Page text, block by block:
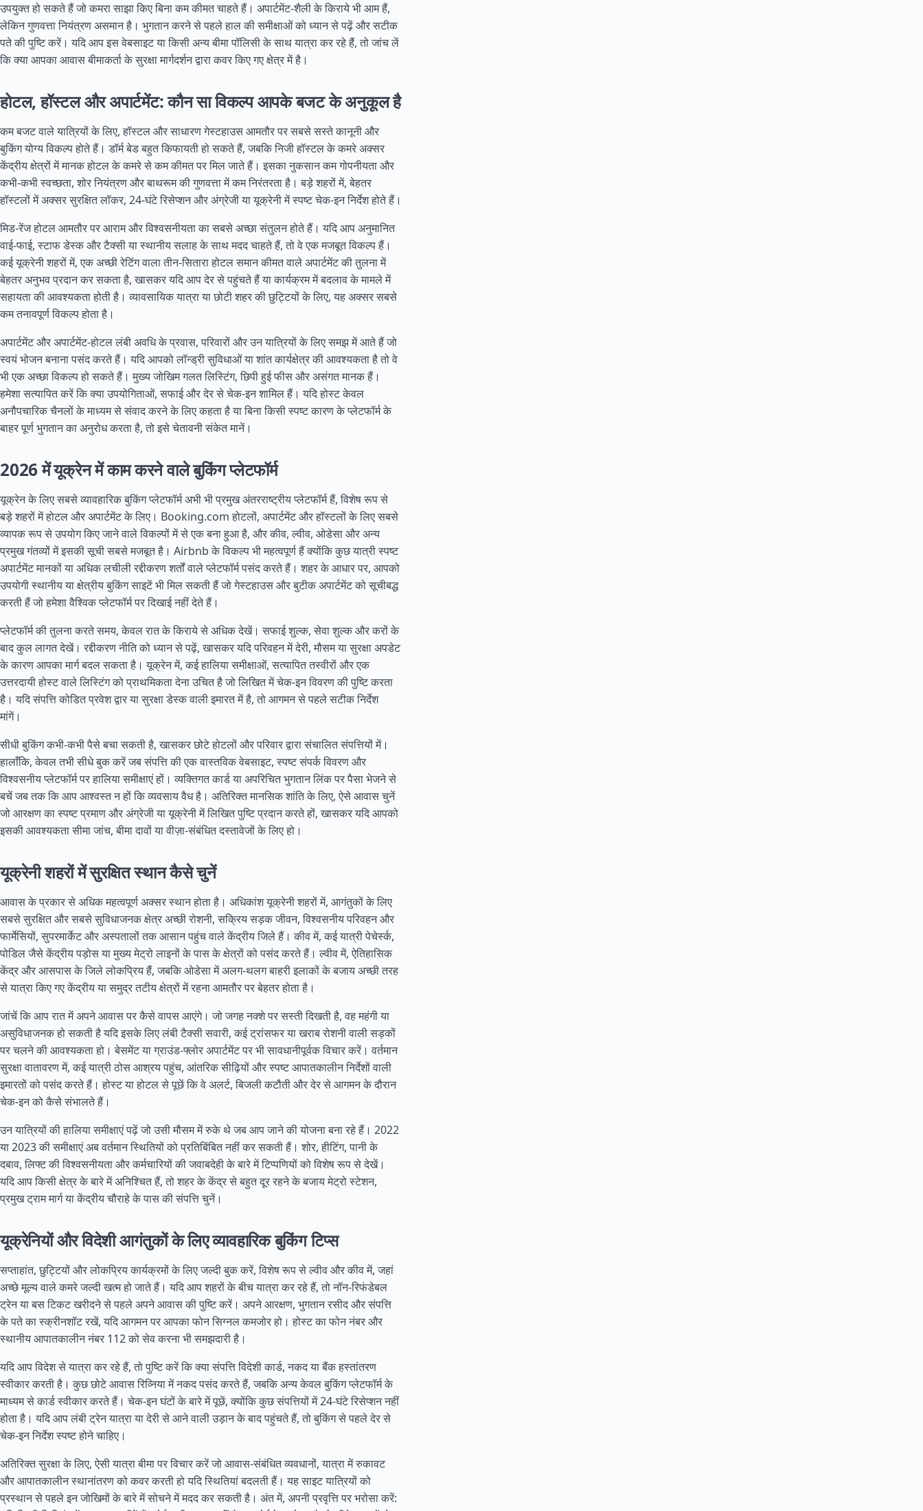
उपयुक्त हो सकते हैं जो कमरा साझा किए बिना कम कीमत चाहते हैं। अपार्टमेंट-शैली के किराये भी आम हैं,
लेकिन गुणवत्ता नियंत्रण असमान है। भुगतान करने से पहले हाल की समीक्षाओं को ध्यान से पढ़ें और सटीक
पते की पुष्टि करें। यदि आप इस वेबसाइट या किसी अन्य बीमा पॉलिसी के साथ यात्रा कर रहे हैं, तो जांच लें
कि क्या आपका आवास बीमाकर्ता के सुरक्षा मार्गदर्शन द्वारा कवर किए गए क्षेत्र में है।
होटल, हॉस्टल और अपार्टमेंट: कौन सा विकल्प आपके बजट के अनुकूल है
कम बजट वाले यात्रियों के लिए, हॉस्टल और साधारण गेस्टहाउस आमतौर पर सबसे सस्ते कानूनी और
बुकिंग योग्य विकल्प होते हैं। डॉर्म बेड बहुत किफायती हो सकते हैं, जबकि निजी हॉस्टल के कमरे अक्सर
केंद्रीय क्षेत्रों में मानक होटल के कमरे से कम कीमत पर मिल जाते हैं। इसका नुकसान कम गोपनीयता और
कभी-कभी स्वच्छता, शोर नियंत्रण और बाथरूम की गुणवत्ता में कम निरंतरता है। बड़े शहरों में, बेहतर
हॉस्टलों में अक्सर सुरक्षित लॉकर, 24-घंटे रिसेप्शन और अंग्रेजी या यूक्रेनी में स्पष्ट चेक-इन निर्देश होते हैं।
मिड-रेंज होटल आमतौर पर आराम और विश्वसनीयता का सबसे अच्छा संतुलन होते हैं। यदि आप अनुमानित
वाई-फाई, स्टाफ डेस्क और टैक्सी या स्थानीय सलाह के साथ मदद चाहते हैं, तो वे एक मजबूत विकल्प हैं।
कई यूक्रेनी शहरों में, एक अच्छी रेटिंग वाला तीन-सितारा होटल समान कीमत वाले अपार्टमेंट की तुलना में
बेहतर अनुभव प्रदान कर सकता है, खासकर यदि आप देर से पहुंचते हैं या कार्यक्रम में बदलाव के मामले में
सहायता की आवश्यकता होती है। व्यावसायिक यात्रा या छोटी शहर की छुट्टियों के लिए, यह अक्सर सबसे
कम तनावपूर्ण विकल्प होता है।
अपार्टमेंट और अपार्टमेंट-होटल लंबी अवधि के प्रवास, परिवारों और उन यात्रियों के लिए समझ में आते हैं जो
स्वयं भोजन बनाना पसंद करते हैं। यदि आपको लॉन्ड्री सुविधाओं या शांत कार्यक्षेत्र की आवश्यकता है तो वे
भी एक अच्छा विकल्प हो सकते हैं। मुख्य जोखिम गलत लिस्टिंग, छिपी हुई फीस और असंगत मानक हैं।
हमेशा सत्यापित करें कि क्या उपयोगिताओं, सफाई और देर से चेक-इन शामिल हैं। यदि होस्ट केवल
अनौपचारिक चैनलों के माध्यम से संवाद करने के लिए कहता है या बिना किसी स्पष्ट कारण के प्लेटफॉर्म के
बाहर पूर्ण भुगतान का अनुरोध करता है, तो इसे चेतावनी संकेत मानें।
2026 में यूक्रेन में काम करने वाले बुकिंग प्लेटफॉर्म
यूक्रेन के लिए सबसे व्यावहारिक बुकिंग प्लेटफॉर्म अभी भी प्रमुख अंतरराष्ट्रीय प्लेटफॉर्म हैं, विशेष रूप से
बड़े शहरों में होटल और अपार्टमेंट के लिए। Booking.com होटलों, अपार्टमेंट और हॉस्टलों के लिए सबसे
व्यापक रूप से उपयोग किए जाने वाले विकल्पों में से एक बना हुआ है, और कीव, ल्वीव, ओडेसा और अन्य
प्रमुख गंतव्यों में इसकी सूची सबसे मजबूत है। Airbnb के विकल्प भी महत्वपूर्ण हैं क्योंकि कुछ यात्री स्पष्ट
अपार्टमेंट मानकों या अधिक लचीली रद्दीकरण शर्तों वाले प्लेटफॉर्म पसंद करते हैं। शहर के आधार पर, आपको
उपयोगी स्थानीय या क्षेत्रीय बुकिंग साइटें भी मिल सकती हैं जो गेस्टहाउस और बुटीक अपार्टमेंट को सूचीबद्ध
करती हैं जो हमेशा वैश्विक प्लेटफॉर्म पर दिखाई नहीं देते हैं।
प्लेटफॉर्म की तुलना करते समय, केवल रात के किराये से अधिक देखें। सफाई शुल्क, सेवा शुल्क और करों के
बाद कुल लागत देखें। रद्दीकरण नीति को ध्यान से पढ़ें, खासकर यदि परिवहन में देरी, मौसम या सुरक्षा अपडेट
के कारण आपका मार्ग बदल सकता है। यूक्रेन में, कई हालिया समीक्षाओं, सत्यापित तस्वीरों और एक
उत्तरदायी होस्ट वाले लिस्टिंग को प्राथमिकता देना उचित है जो लिखित में चेक-इन विवरण की पुष्टि करता
है। यदि संपत्ति कोडित प्रवेश द्वार या सुरक्षा डेस्क वाली इमारत में है, तो आगमन से पहले सटीक निर्देश
मांगें।
सीधी बुकिंग कभी-कभी पैसे बचा सकती है, खासकर छोटे होटलों और परिवार द्वारा संचालित संपत्तियों में।
हालाँकि, केवल तभी सीधे बुक करें जब संपत्ति की एक वास्तविक वेबसाइट, स्पष्ट संपर्क विवरण और
विश्वसनीय प्लेटफॉर्म पर हालिया समीक्षाएं हों। व्यक्तिगत कार्ड या अपरिचित भुगतान लिंक पर पैसा भेजने से
बचें जब तक कि आप आश्वस्त न हों कि व्यवसाय वैध है। अतिरिक्त मानसिक शांति के लिए, ऐसे आवास चुनें
जो आरक्षण का स्पष्ट प्रमाण और अंग्रेजी या यूक्रेनी में लिखित पुष्टि प्रदान करते हों, खासकर यदि आपको
इसकी आवश्यकता सीमा जांच, बीमा दावों या वीज़ा-संबंधित दस्तावेजों के लिए हो।
यूक्रेनी शहरों में सुरक्षित स्थान कैसे चुनें
आवास के प्रकार से अधिक महत्वपूर्ण अक्सर स्थान होता है। अधिकांश यूक्रेनी शहरों में, आगंतुकों के लिए
सबसे सुरक्षित और सबसे सुविधाजनक क्षेत्र अच्छी रोशनी, सक्रिय सड़क जीवन, विश्वसनीय परिवहन और
फार्मेसियों, सुपरमार्केट और अस्पतालों तक आसान पहुंच वाले केंद्रीय जिले हैं। कीव में, कई यात्री पेचेर्स्क,
पोडिल जैसे केंद्रीय पड़ोस या मुख्य मेट्रो लाइनों के पास के क्षेत्रों को पसंद करते हैं। ल्वीव में, ऐतिहासिक
केंद्र और आसपास के जिले लोकप्रिय हैं, जबकि ओडेसा में अलग-थलग बाहरी इलाकों के बजाय अच्छी तरह
से यात्रा किए गए केंद्रीय या समुद्र तटीय क्षेत्रों में रहना आमतौर पर बेहतर होता है।
जांचें कि आप रात में अपने आवास पर कैसे वापस आएंगे। जो जगह नक्शे पर सस्ती दिखती है, वह महंगी या
असुविधाजनक हो सकती है यदि इसके लिए लंबी टैक्सी सवारी, कई ट्रांसफर या खराब रोशनी वाली सड़कों
पर चलने की आवश्यकता हो। बेसमेंट या ग्राउंड-फ्लोर अपार्टमेंट पर भी सावधानीपूर्वक विचार करें। वर्तमान
सुरक्षा वातावरण में, कई यात्री ठोस आश्रय पहुंच, आंतरिक सीढ़ियों और स्पष्ट आपातकालीन निर्देशों वाली
इमारतों को पसंद करते हैं। होस्ट या होटल से पूछें कि वे अलर्ट, बिजली कटौती और देर से आगमन के दौरान
चेक-इन को कैसे संभालते हैं।
उन यात्रियों की हालिया समीक्षाएं पढ़ें जो उसी मौसम में रुके थे जब आप जाने की योजना बना रहे हैं। 2022
या 2023 की समीक्षाएं अब वर्तमान स्थितियों को प्रतिबिंबित नहीं कर सकती हैं। शोर, हीटिंग, पानी के
दबाव, लिफ्ट की विश्वसनीयता और कर्मचारियों की जवाबदेही के बारे में टिप्पणियों को विशेष रूप से देखें।
यदि आप किसी क्षेत्र के बारे में अनिश्चित हैं, तो शहर के केंद्र से बहुत दूर रहने के बजाय मेट्रो स्टेशन,
प्रमुख ट्राम मार्ग या केंद्रीय चौराहे के पास की संपत्ति चुनें।
यूक्रेनियों और विदेशी आगंतुकों के लिए व्यावहारिक बुकिंग टिप्स
सप्ताहांत, छुट्टियों और लोकप्रिय कार्यक्रमों के लिए जल्दी बुक करें, विशेष रूप से ल्वीव और कीव में, जहां
अच्छे मूल्य वाले कमरे जल्दी खत्म हो जाते हैं। यदि आप शहरों के बीच यात्रा कर रहे हैं, तो नॉन-रिफंडेबल
ट्रेन या बस टिकट खरीदने से पहले अपने आवास की पुष्टि करें। अपने आरक्षण, भुगतान रसीद और संपत्ति
के पते का स्क्रीनशॉट रखें, यदि आगमन पर आपका फोन सिग्नल कमजोर हो। होस्ट का फोन नंबर और
स्थानीय आपातकालीन नंबर 112 को सेव करना भी समझदारी है।
यदि आप विदेश से यात्रा कर रहे हैं, तो पुष्टि करें कि क्या संपत्ति विदेशी कार्ड, नकद या बैंक हस्तांतरण
स्वीकार करती है। कुछ छोटे आवास रिव्निया में नकद पसंद करते हैं, जबकि अन्य केवल बुकिंग प्लेटफॉर्म के
माध्यम से कार्ड स्वीकार करते हैं। चेक-इन घंटों के बारे में पूछें, क्योंकि कुछ संपत्तियों में 24-घंटे रिसेप्शन नहीं
होता है। यदि आप लंबी ट्रेन यात्रा या देरी से आने वाली उड़ान के बाद पहुंचते हैं, तो बुकिंग से पहले देर से
चेक-इन निर्देश स्पष्ट होने चाहिए।
अतिरिक्त सुरक्षा के लिए, ऐसी यात्रा बीमा पर विचार करें जो आवास-संबंधित व्यवधानों, यात्रा में रुकावट
और आपातकालीन स्थानांतरण को कवर करती हो यदि स्थितियां बदलती हैं। यह साइट यात्रियों को
प्रस्थान से पहले इन जोखिमों के बारे में सोचने में मदद कर सकती है। अंत में, अपनी प्रवृत्ति पर भरोसा करें: